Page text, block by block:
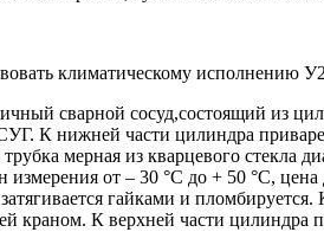
климатическому исполнению
сварной сосуд,состоящий
К нижней части цилиндра
мерная из кварцевого
от – 30 °С до + 50 °С, цена
гайками и
краном. К верхней части цилиндра